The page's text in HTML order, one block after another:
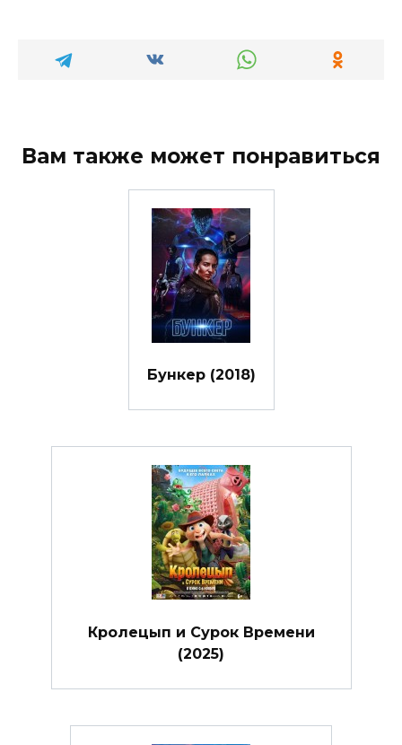
Вам также может понравиться
Бункер (2018)
Кролецып и Сурок Времени
(2025)